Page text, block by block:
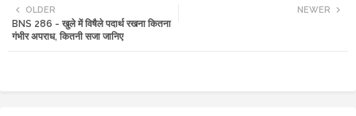
tte
NEWER
OLDER
BNS 286 - खुले में विषैले पदार्थ रखना कितना
गंभीर अपराध, कितनी सजा जानिए